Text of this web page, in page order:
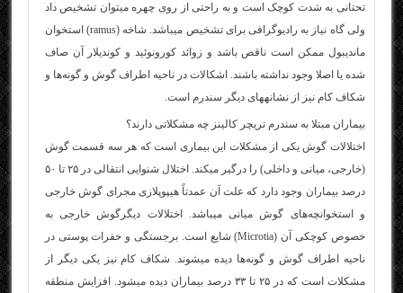
تحتانی به شدت کوچک است و به راحتی از روی چهره می­توان تشخیص داد
ولی گاه نیاز به رادیوگرافی برای تشخیص می­باشد. شاخه (ramus) استخوان
ماندیبول ممکن است ناقص باشد و زوائد کورونوئید و کوندیلار آن صاف
شده یا اصلا وجود نداشته باشند. اشکالات در ناحیه اطراف گوش و گونه­‌ها و
شکاف کام نيز از نشانه­های ديگر سندرم است.
بیماران مبتلا به سندرم تریچر کالینز چه مشکلاتی دارند؟
اختلالات گوش یکی از مشکلات این بیماری است که هر سه قسمت گوش
(خارجی، میانی و داخلی) را درگیر می­کند. اختلال شنوایی انتقالی در ۲۵ تا ۵۰
درصد بیماران وجود دارد که علت آن عمدتاً هیپوپلازی مجرای گوش خارجی
و استخوانچه‌­های گوش میانی می­باشد. اختلالات دیگرگوش خارجی به
خصوص کوچکی آن (Microtia) شایع است. برجستگی و حفرات پوستی در
ناحیه اطراف گوش و گونه­‌ها دیده می­شوند. شکاف کام نیز یکی دیگر از
مشکلات است که در ۲۵ تا ۳۳ درصد بیماران دیده می­شود. افزایش منطقه